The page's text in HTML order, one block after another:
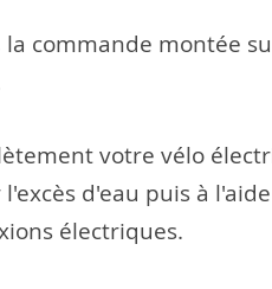
commande montée
votre vélo
d'eau puis à
électriques.